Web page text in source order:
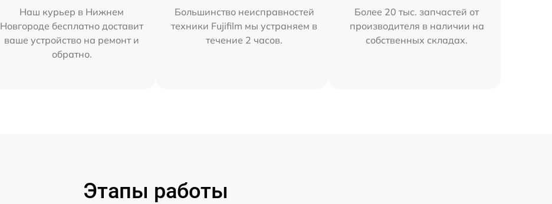
Наш курьер в Нижнем
Новгороде бесплатно доставит
ваше устройство на ремонт и
обратно.
Большинство неисправностей
техники Fujifilm мы устраняем в
течение 2 часов.
Более 20 тыс. запчастей от
производителя в наличии на
собственных складах.
Этапы работы